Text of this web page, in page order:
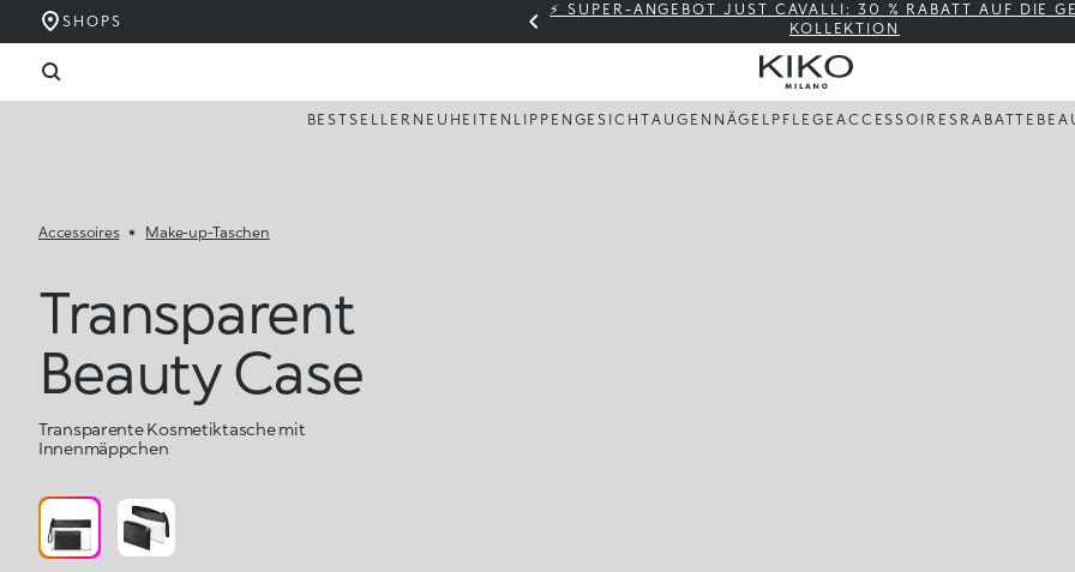
SHOPS
⚡ SUPER-ANGEBOT JUST CAVALLI: 30 % RABATT AUF DIE
KOLLEKTION
BESTSELLER NEUHEITEN LIPPEN GESICHTAUGEN NÄGEL PFLEGE ACCESSOIRES RABATTE
Accessoires Make-up-Taschen
Transparent
Beauty Case
Transparente Kosmetiktasche mit
Innenmäppchen